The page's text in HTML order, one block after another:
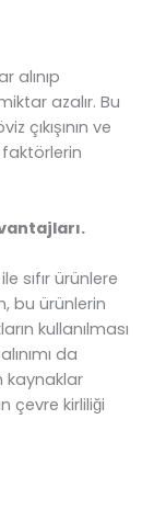
alınıp
azalır. Bu
çıkışının ve
faktörlerin
sıfır ürünlere
bu ürünlerin
kullanılması
da
kaynaklar
çevre kirliliği